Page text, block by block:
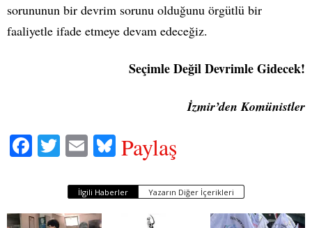
sorununun bir devrim sorunu olduğunu örgütlü bir
faaliyetle ifade etmeye devam edeceğiz.
Seçimle Değil Devrimle Gidecek!
İzmir’den Komünistler
Fa
ok
T
tte
r
E
ail
Bl
sk
Paylaş
İlgili Haberler Yazarın Diğer İçerikleri